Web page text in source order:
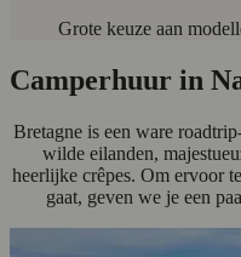
Grote keuze aan
Camperhuur in
Bretagne is een ware
wilde eilanden,
heerlijke crêpes. Om ervoor
gaat, geven we je een